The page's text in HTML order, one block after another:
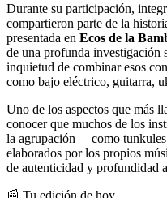
Durante su participación,
compartieron parte de la
presentada en Ecos de la
de una profunda investigación
inquietud de combinar esos
como bajo eléctrico, guitarra,
Uno de los aspectos que más
conocer que muchos de los
la agrupación —como
elaborados por los propios
de autenticidad y profundidad
📰 Tu edición de hoy